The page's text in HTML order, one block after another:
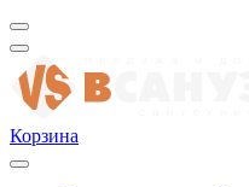
Корзина